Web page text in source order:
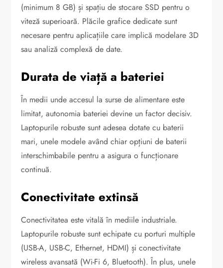
(minimum 8 GB) și spațiu de stocare SSD pentru o
viteză superioară. Plăcile grafice dedicate sunt
necesare pentru aplicațiile care implică modelare 3D
sau analiză complexă de date.
Durata de viață a bateriei
În medii unde accesul la surse de alimentare este
limitat, autonomia bateriei devine un factor decisiv.
Laptopurile robuste sunt adesea dotate cu baterii
mari, unele modele având chiar opțiuni de baterii
interschimbabile pentru a asigura o funcționare
continuă.
Conectivitate extinsă
Conectivitatea este vitală în mediile industriale.
Laptopurile robuste sunt echipate cu porturi multiple
(USB-A, USB-C, Ethernet, HDMI) și conectivitate
wireless avansată (Wi-Fi 6, Bluetooth). În plus, unele